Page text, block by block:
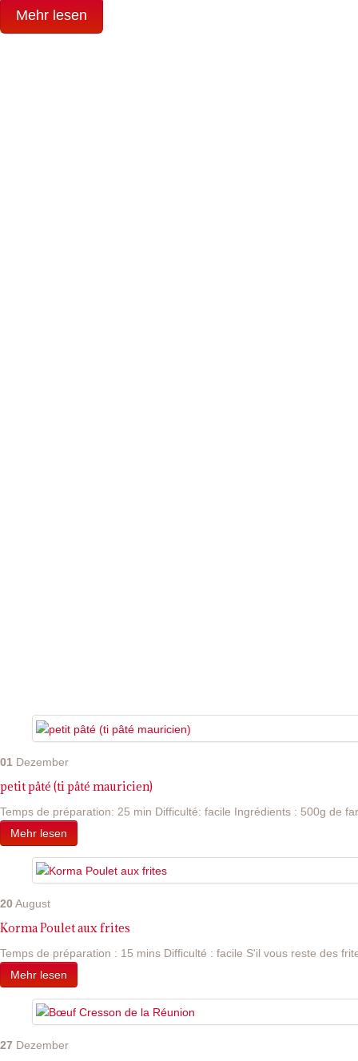
Mehr lesen
01 Dezember
petit pâté (ti pâté mauricien)
Temps de préparation: 25 min Difficulté: facile Ingrédients : 500g de
Mehr lesen
20 August
Korma Poulet aux frites
Temps de préparation : 15 mins Difficulté : facile S'il vous reste des
Mehr lesen
27 Dezember